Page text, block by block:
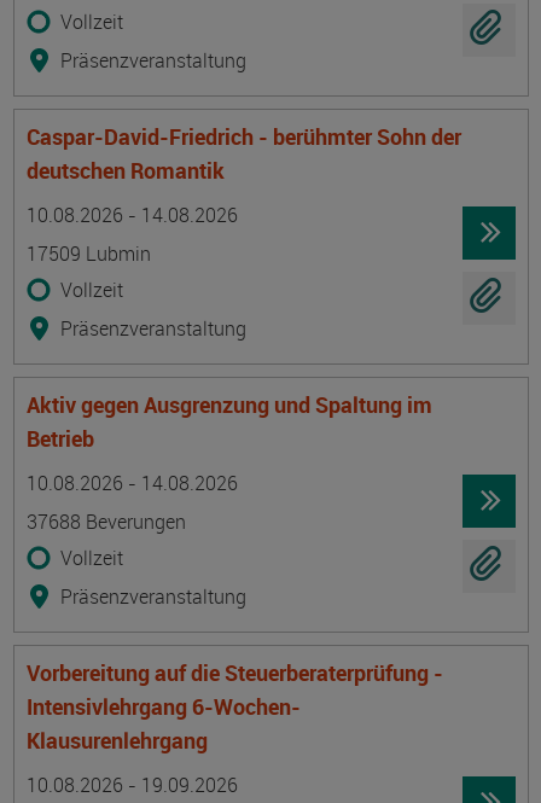
Vollzeit
Präsenzveranstaltung
Caspar-David-Friedrich - berühmter Sohn der
deutschen Romantik
10.08.2026 - 14.08.2026
17509 Lubmin
Vollzeit
Präsenzveranstaltung
Aktiv gegen Ausgrenzung und Spaltung im
Betrieb
10.08.2026 - 14.08.2026
37688 Beverungen
Vollzeit
Präsenzveranstaltung
Vorbereitung auf die Steuerberaterprüfung -
Intensivlehrgang 6-Wochen-
Klausurenlehrgang
10.08.2026 - 19.09.2026